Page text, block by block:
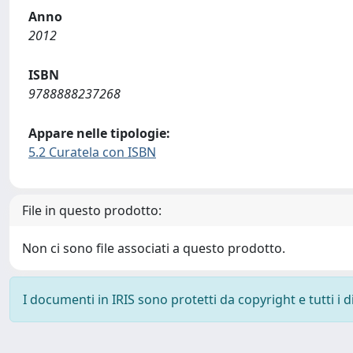
Anno
2012
ISBN
9788888237268
Appare nelle tipologie:
5.2 Curatela con ISBN
File in questo prodotto:
Non ci sono file associati a questo prodotto.
I documenti in IRIS sono protetti da copyright e tutti i